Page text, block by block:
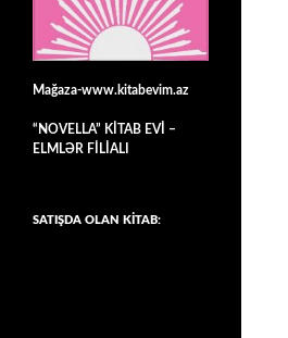
Mağaza-www.kitabevim.az
“NOVELLA” KİTAB EVİ –
ELMLƏR FİLİALI
SATIŞDA OLAN KİTAB: